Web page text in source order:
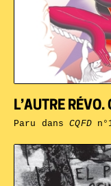
L’AUTRE RÉVO.
Paru dansCQFD